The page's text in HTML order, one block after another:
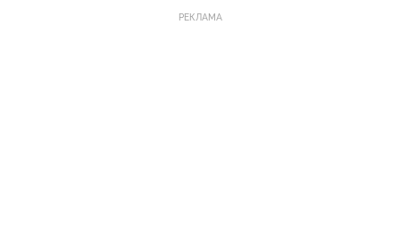
РЕКЛАМА